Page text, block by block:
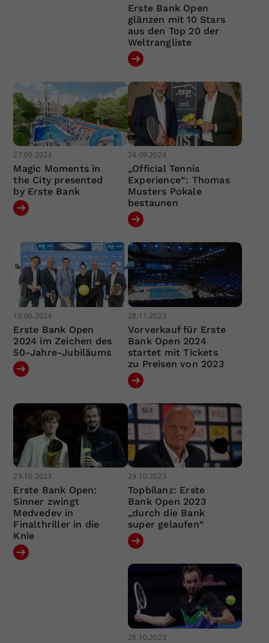
Erste Bank Open
glänzen mit 10 Stars
aus den Top 20 der
Weltrangliste
27.09.2024
Magic Moments in
the City presented
by Erste Bank
24.09.2024
„Official Tennis
Experience“: Thomas
Musters Pokale
bestaunen
10.06.2024
Erste Bank Open
2024 im Zeichen des
50-Jahre-Jubiläums
28.11.2023
Vorverkauf für Erste
Bank Open 2024
startet mit Tickets
zu Preisen von 2023
29.10.2023
Erste Bank Open:
Sinner zwingt
Medvedev in
Finalthriller in die
Knie
29.10.2023
Topbilanz: Erste
Bank Open 2023
„durch die Bank
super gelaufen“
28.10.2023